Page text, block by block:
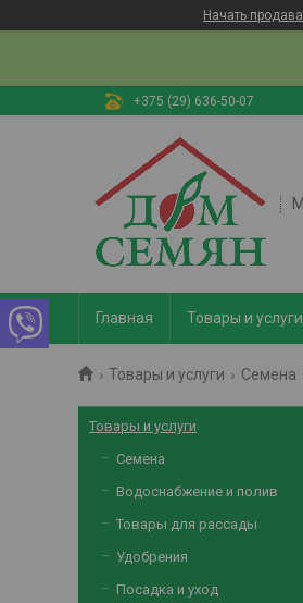
Начать
+375 (29) 636-50-07
Главная Товары и услуги
Товары и услуги Семена
Товары и услуги
Семена
Водоснабжение и полив
Товары для рассады
Удобрения
Посадка и уход